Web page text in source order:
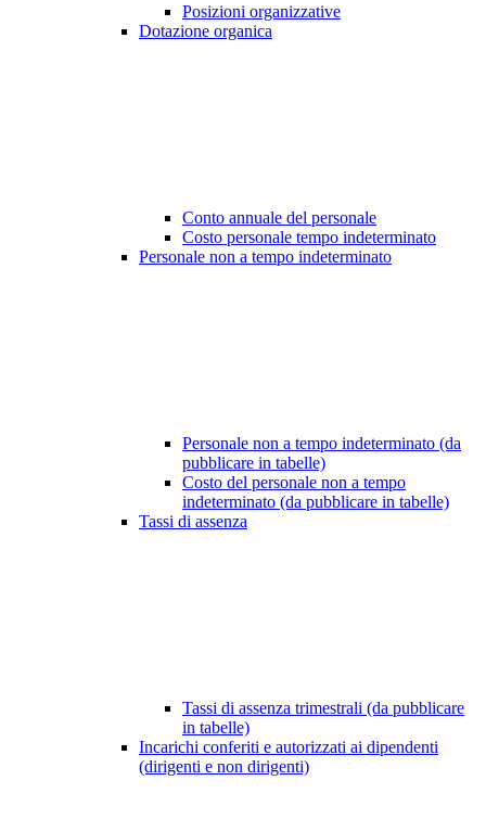
Posizioni organizzative
Dotazione organica
Conto annuale del personale
Costo personale tempo indeterminato
Personale non a tempo indeterminato
Personale non a tempo indeterminato (da
pubblicare in tabelle)
Costo del personale non a tempo
indeterminato (da pubblicare in tabelle)
Tassi di assenza
Tassi di assenza trimestrali (da pubblicare
in tabelle)
Incarichi conferiti e autorizzati ai dipendenti
(dirigenti e non dirigenti)